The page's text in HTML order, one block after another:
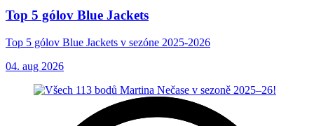
Top 5 gólov Blue Jackets
Top 5 gólov Blue Jackets v sezóne 2025-2026
04. aug 2026